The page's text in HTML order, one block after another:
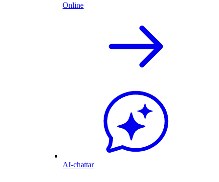
Online
AI-chattar